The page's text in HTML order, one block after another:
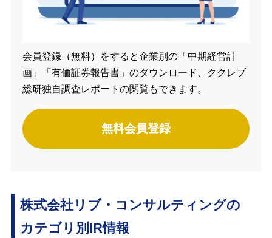
会員登録（無料）をすると企業別の「中期経営計
画」「有価証券報告書」のダウンロード、ククレブ
総研独自調査レポートの閲覧もできます。
無料会員登録
株式会社リブ・コンサルティングの
カテゴリ別IR情報